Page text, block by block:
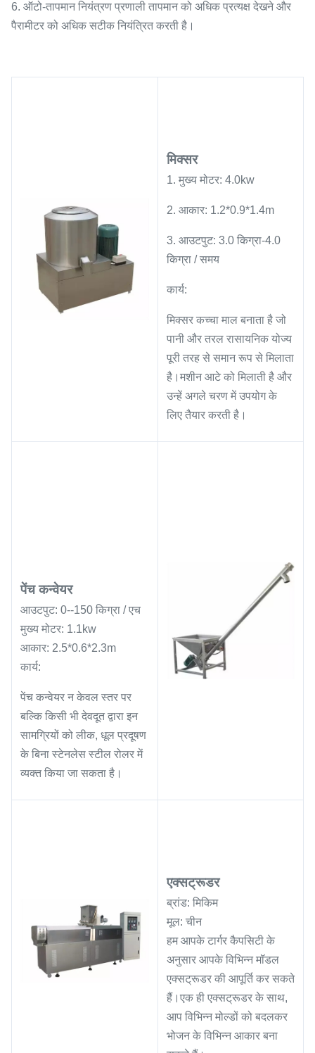
6. ऑटो-तापमान नियंत्रण प्रणाली तापमान को अधिक प्रत्यक्ष देखने और
पैरामीटर को अधिक सटीक नियंत्रित करती है।
मिक्सर
1. मुख्य मोटर: 4.0kw
2. आकार: 1.2*0.9*1.4m
3. आउटपुट: 3.0 किग्रा-4.0
किग्रा / समय
कार्य:
मिक्सर कच्चा माल बनाता है जो
पानी और तरल रासायनिक योज्य
पूरी तरह से समान रूप से मिलाता
है।मशीन आटे को मिलाती है और
उन्हें अगले चरण में उपयोग के
लिए तैयार करती है।
पेंच कन्वेयर
आउटपुट: 0--150 किग्रा / एच
मुख्य मोटर: 1.1kw
आकार: 2.5*0.6*2.3m
कार्य:
पेंच कन्वेयर न केवल स्तर पर
बल्कि किसी भी देवदूत द्वारा इन
सामग्रियों को लीक, धूल प्रदूषण
के बिना स्टेनलेस स्टील रोलर में
व्यक्त किया जा सकता है।
एक्सट्रूडर
ब्रांड: मिकिम
मूल: चीन
हम आपके टार्गर कैपसिटी के
अनुसार आपके विभिन्न मॉडल
एक्सट्रूडर की आपूर्ति कर सकते
हैं।एक ही एक्सट्रूडर के साथ,
आप विभिन्न मोल्डों को बदलकर
भोजन के विभिन्न आकार बना